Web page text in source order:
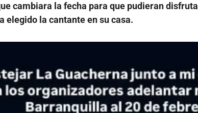
cambiara la fecha para que pudieran
elegido la cantante en su casa.